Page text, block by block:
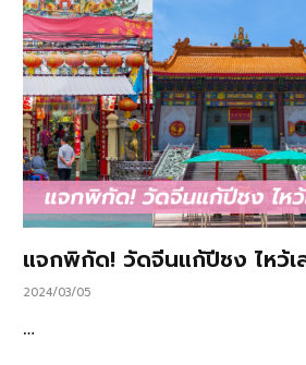
แจกพิกัด! วัดจีนแก้ปีชง ไหว้
2024/03/05
…